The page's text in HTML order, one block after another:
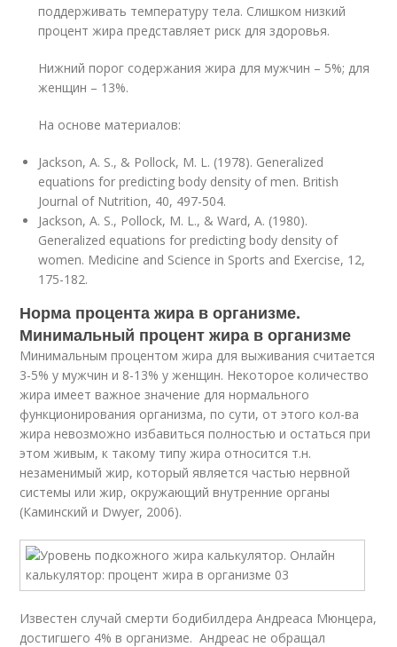
поддерживать температуру тела. Слишком низкий
процент жира представляет риск для здоровья.
Нижний порог содержания жира для мужчин – 5%; для
женщин – 13%.
На основе материалов:
Jackson, A. S., & Pollock, M. L. (1978). Generalized
equations for predicting body density of men. British
Journal of Nutrition, 40, 497-504.
Jackson, A. S., Pollock, M. L., & Ward, A. (1980).
Generalized equations for predicting body density of
women. Medicine and Science in Sports and Exercise, 12,
175-182.
Норма процента жира в организме.
Минимальный процент жира в организме
Минимальным процентом жира для выживания считается
3-5% у мужчин и 8-13% у женщин. Некоторое количество
жира имеет важное значение для нормального
функционирования организма, по сути, от этого кол-ва
жира невозможно избавиться полностью и остаться при
этом живым, к такому типу жира относится т.н.
незаменимый жир, который является частью нервной
системы или жир, окружающий внутренние органы
(Каминский и Dwyer, 2006).
Известен случай смерти бодибилдера Андреаса Мюнцера,
достигшего 4% в организме. Андреас не обращал